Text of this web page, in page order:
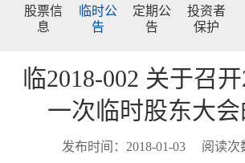
股票信
息
临时公
告
定期公
告
投资者
保护
临2018-002 关于召
一次临时股东大会
发布时间：2018-01-03 阅读次